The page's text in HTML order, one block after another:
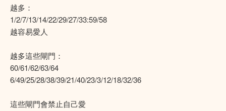
越多：
1/2/7/13/14/22/29/27/33:59/58
越容易愛人
越多這些閘門：
60/61/62/63/64
6/49/25/28/38/39/21/40/23/3/12/18/32/36
這些閘門會禁止自己愛